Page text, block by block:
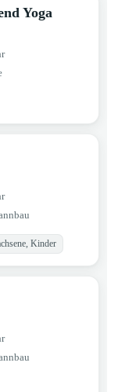
Yoga
Kinder